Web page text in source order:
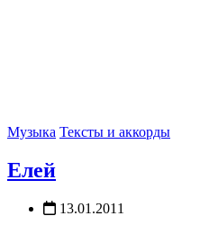
Музыка Тексты и аккорды
Елей
13.01.2011